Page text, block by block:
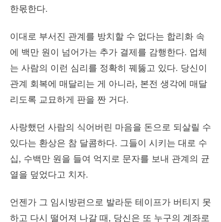
한몫한다.
이대로 부서진 관계를 방치할 수 없다는 합리화 속
에 백만 원이 넘어가는 추가 결제를 감행한다. 업체
는 사람의 이런 심리를 정확히 꿰뚫고 있다. 당신이
관계 회복에 매달리는 게 아니라, 본전 생각에 매달
리도록 교묘하게 판을 짠 거다.
사랑했던 사람의 식어버린 마음을 돈으로 되살릴 수
있다는 환상은 참 달콤하다. 그들이 시키는 대로 수
십, 수백만 원을 들여 억지로 문자를 보내 관계의 균
열을 덮었다고 치자.
언젠가 그 임시방편으로 발라둔 테이프가 버티지 못
하고 다시 떨어져 나갈 때, 당신은 또 누구의 계좌로